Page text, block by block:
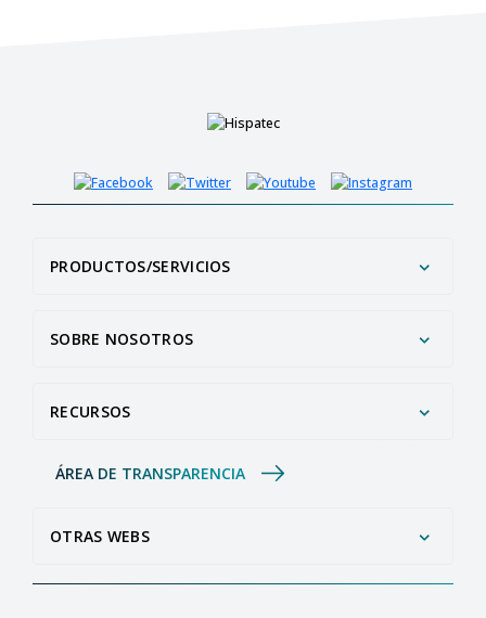
PRODUCTOS/SERVICIOS
SOBRE NOSOTROS
RECURSOS
ÁREA DE TRANSPARENCIA
OTRAS WEBS